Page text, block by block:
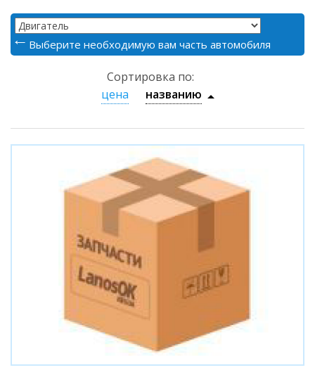
Выберите необходимую вам часть автомобиля
Сортировка по:
цена
названию